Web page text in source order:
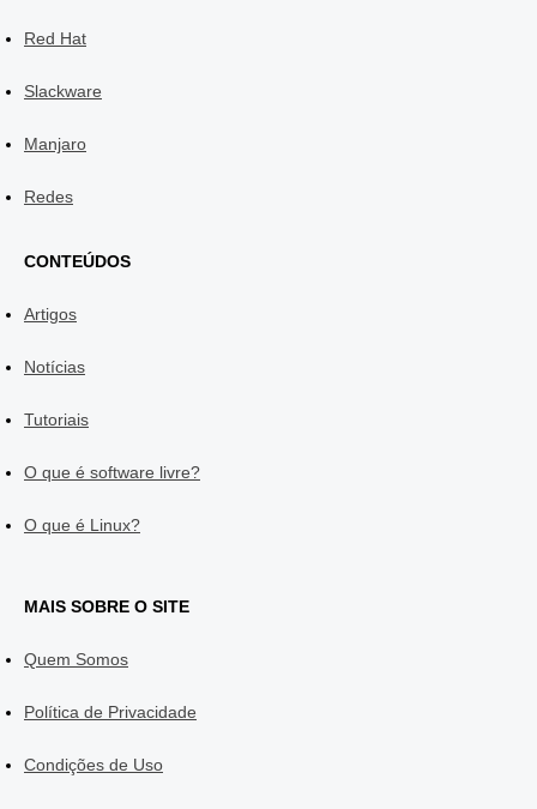
Red Hat
Slackware
Manjaro
Redes
CONTEÚDOS
Artigos
Notícias
Tutoriais
O que é software livre?
O que é Linux?
MAIS SOBRE O SITE
Quem Somos
Política de Privacidade
Condições de Uso